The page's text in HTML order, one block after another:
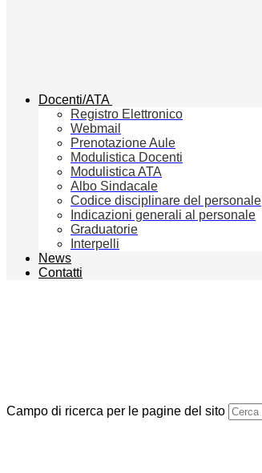
Docenti/ATA
Registro Elettronico
Webmail
Prenotazione Aule
Modulistica Docenti
Modulistica ATA
Albo Sindacale
Codice disciplinare del personale
Indicazioni generali al personale
Graduatorie
Interpelli
News
Contatti
Campo di ricerca per le pagine del sito